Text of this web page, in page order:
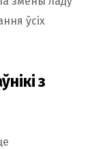
ўсіх
з